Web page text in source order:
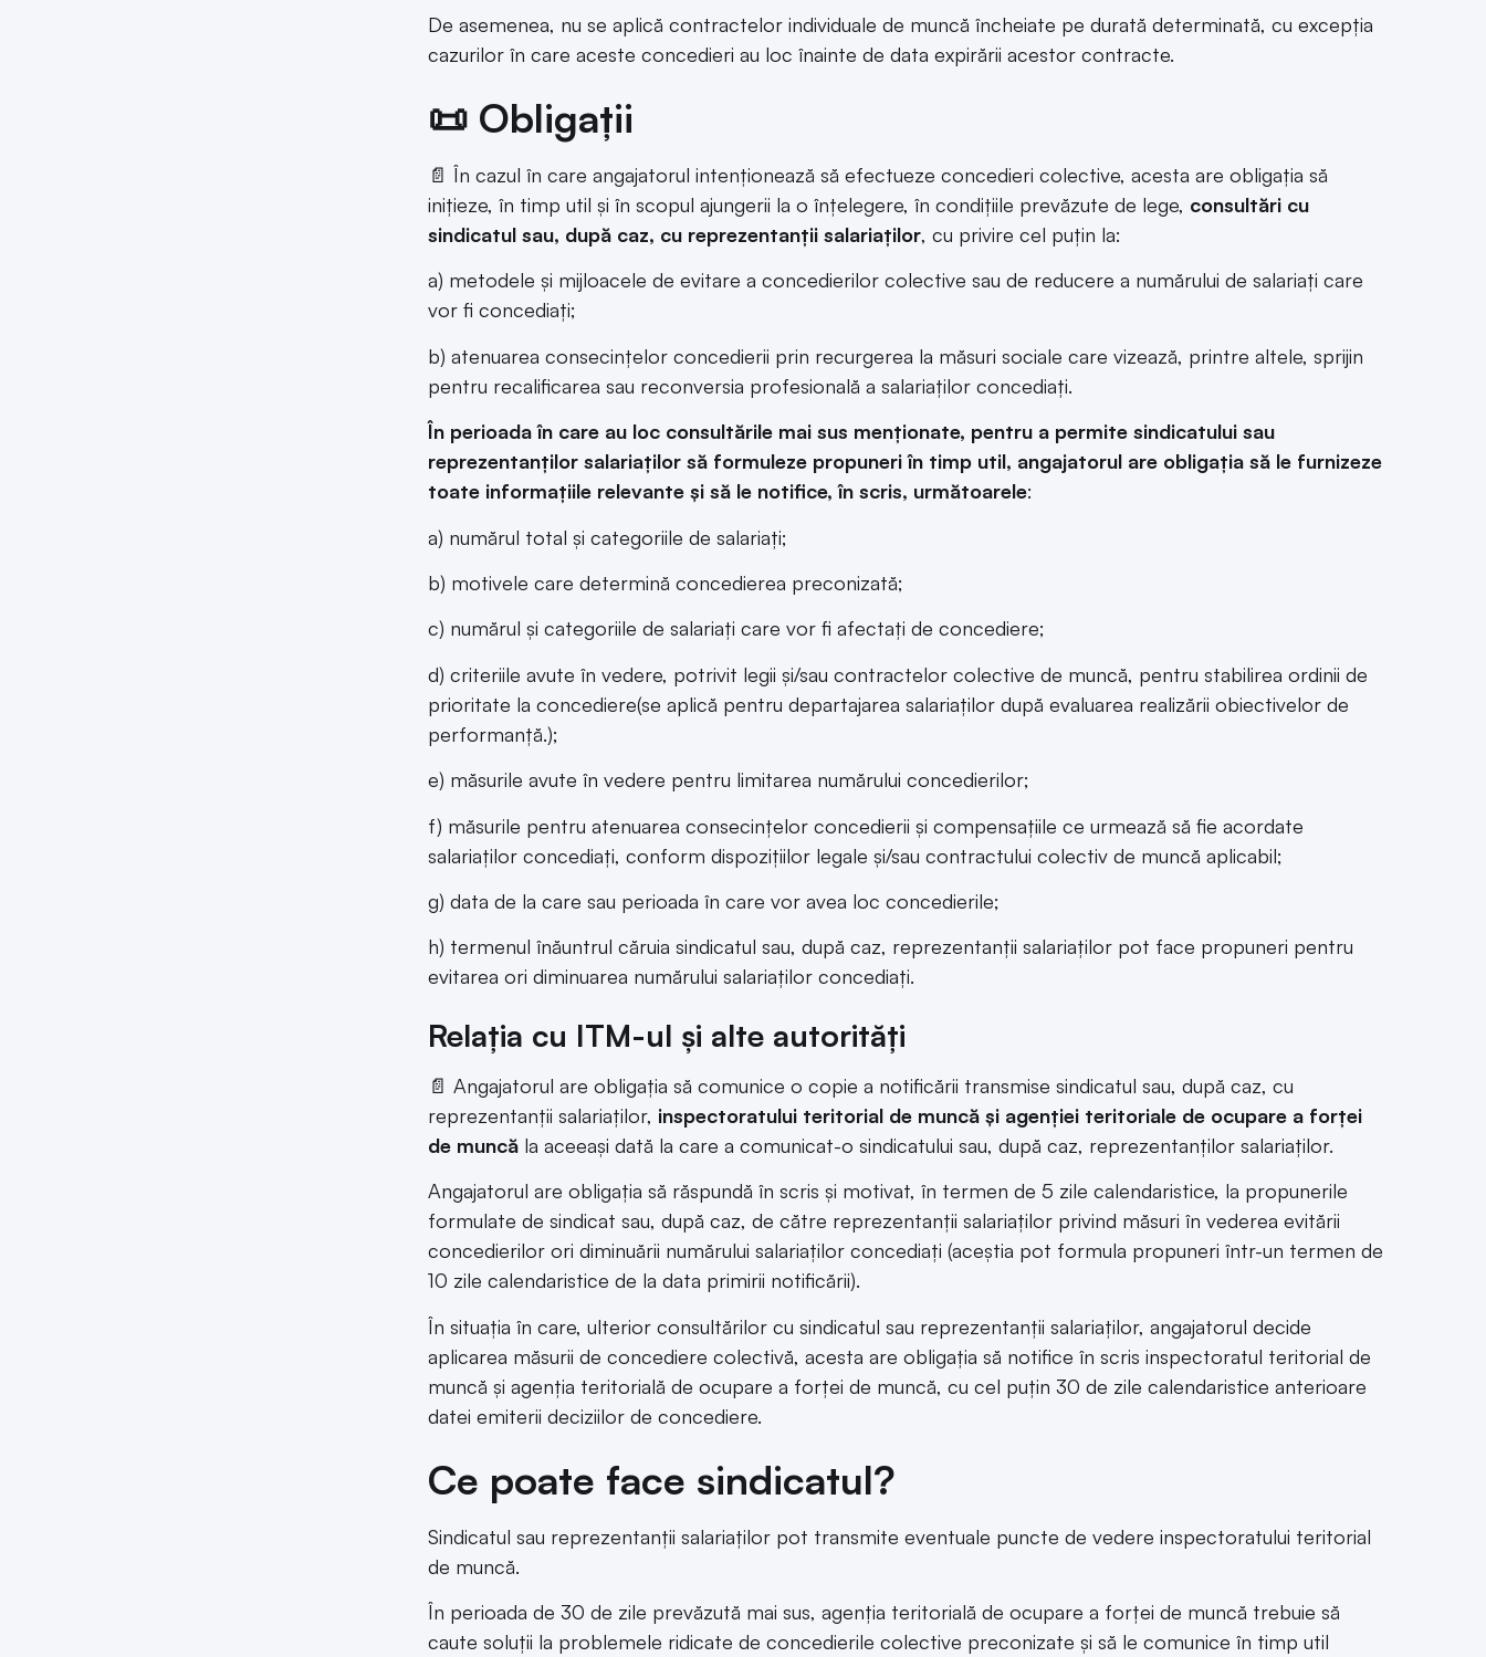
De asemenea, nu se aplică contractelor individuale de muncă încheiate pe durată determinată, cu excepția
cazurilor în care aceste concedieri au loc înainte de data expirării acestor contracte.
📜 Obligații
📄 În cazul în care angajatorul intenționează să efectueze concedieri colective, acesta are obligația să
inițieze, în timp util și în scopul ajungerii la o înțelegere, în condițiile prevăzute de lege, consultări cu
sindicatul sau, după caz, cu reprezentanții salariaților, cu privire cel puțin la:
a) metodele și mijloacele de evitare a concedierilor colective sau de reducere a numărului de salariați care
vor fi concediați;
b) atenuarea consecințelor concedierii prin recurgerea la măsuri sociale care vizează, printre altele, sprijin
pentru recalificarea sau reconversia profesională a salariaților concediați.
În perioada în care au loc consultările mai sus menționate, pentru a permite sindicatului sau
reprezentanților salariaților să formuleze propuneri în timp util, angajatorul are obligația să le furnizeze
toate informațiile relevante și să le notifice, în scris, următoarele:
a) numărul total și categoriile de salariați;
b) motivele care determină concedierea preconizată;
c) numărul și categoriile de salariați care vor fi afectați de concediere;
d) criteriile avute în vedere, potrivit legii și/sau contractelor colective de muncă, pentru stabilirea ordinii de
prioritate la concediere(se aplică pentru departajarea salariaților după evaluarea realizării obiectivelor de
performanță.);
e) măsurile avute în vedere pentru limitarea numărului concedierilor;
f) măsurile pentru atenuarea consecințelor concedierii și compensațiile ce urmează să fie acordate
salariaților concediați, conform dispozițiilor legale și/sau contractului colectiv de muncă aplicabil;
g) data de la care sau perioada în care vor avea loc concedierile;
h) termenul înăuntrul căruia sindicatul sau, după caz, reprezentanții salariaților pot face propuneri pentru
evitarea ori diminuarea numărului salariaților concediați.
Relația cu ITM-ul și alte autorități
📄 Angajatorul are obligația să comunice o copie a notificării transmise sindicatul sau, după caz, cu
reprezentanții salariaților, inspectoratului teritorial de muncă și agenției teritoriale de ocupare a forței
de muncă la aceeași dată la care a comunicat-o sindicatului sau, după caz, reprezentanților salariaților.
Angajatorul are obligația să răspundă în scris și motivat, în termen de 5 zile calendaristice, la propunerile
formulate de sindicat sau, după caz, de către reprezentanții salariaților privind măsuri în vederea evitării
concedierilor ori diminuării numărului salariaților concediați (aceștia pot formula propuneri într-un termen de
10 zile calendaristice de la data primirii notificării).
În situația în care, ulterior consultărilor cu sindicatul sau reprezentanții salariaților, angajatorul decide
aplicarea măsurii de concediere colectivă, acesta are obligația să notifice în scris inspectoratul teritorial de
muncă și agenția teritorială de ocupare a forței de muncă, cu cel puțin 30 de zile calendaristice anterioare
datei emiterii deciziilor de concediere.
Ce poate face sindicatul?
Sindicatul sau reprezentanții salariaților pot transmite eventuale puncte de vedere inspectoratului teritorial
de muncă.
În perioada de 30 de zile prevăzută mai sus, agenția teritorială de ocupare a forței de muncă trebuie să
caute soluții la problemele ridicate de concedierile colective preconizate și să le comunice în timp util